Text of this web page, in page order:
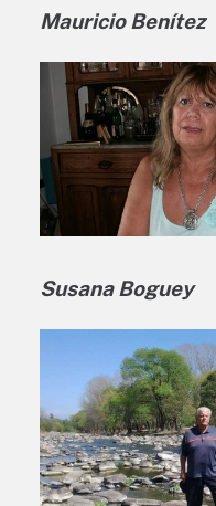
Mauricio Benítez
Susana Boguey